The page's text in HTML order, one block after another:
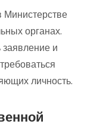
Министерстве
органах.
и
личность.